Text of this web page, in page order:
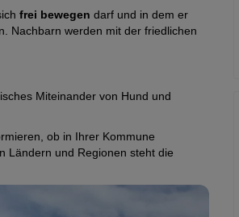
frei bewegen darf und in dem er
Nachbarn werden mit der friedlichen
Miteinander von Hund und
ob in Ihrer Kommune
Ländern und Regionen steht die